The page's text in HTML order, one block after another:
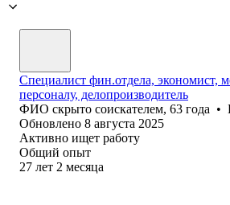
Специалист фин.отдела, экономист,
персоналу, делопроизводитель
ФИО скрыто соискателем, 63 года •
Обновлено 8 августа 2025
Активно ищет работу
Общий опыт
27 лет 2 месяца